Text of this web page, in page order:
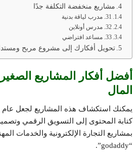
مشاريع منخفضة التكلفة جدًا
31. مدرب لياقة بدنية
32. مدرس أونلاين
33. مساعد افتراضي
تحويل أفكارك إلى مشروع مربح
أفضل أفكار المشاريع
المال
كتابة المحتوى إلى التسويق الرقمي
بمشاريع التجارة الإلكترونية والخدمات
“godaddy”.